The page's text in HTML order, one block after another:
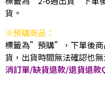
貨。
※預購商品：
標籤為”預購”，下單後商
貨，出貨時間無法確認也無
消訂單/缺貨退款/退貨退款